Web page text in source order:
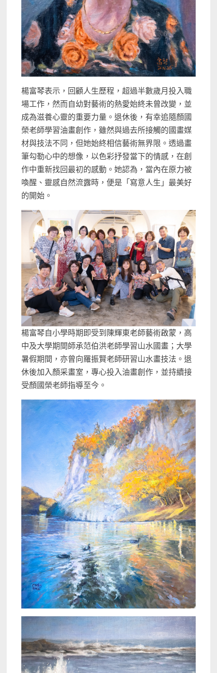
楊富琴表示，回顧人生歷程，超過半數歲月投入職
場工作，然而自幼對藝術的熱愛始終未曾改變，並
成為滋養心靈的重要力量。退休後，有幸追隨顏國
榮老師學習油畫創作，雖然與過去所接觸的國畫媒
材與技法不同，但她始終相信藝術無界限。透過畫
筆勾勒心中的想像，以色彩抒發當下的情感，在創
作中重新找回最初的感動。她認為，當內在原力被
喚醒、靈感自然流露時，便是「寫意人生」最美好
的開始。
楊富琴自小學時期即受到陳輝東老師藝術啟蒙，高
中及大學期間師承范伯洪老師學習山水國畫；大學
暑假期間，亦曾向羅振賢老師研習山水畫技法。退
休後加入顏采畫室，專心投入油畫創作，並持續接
受顏國榮老師指導至今。